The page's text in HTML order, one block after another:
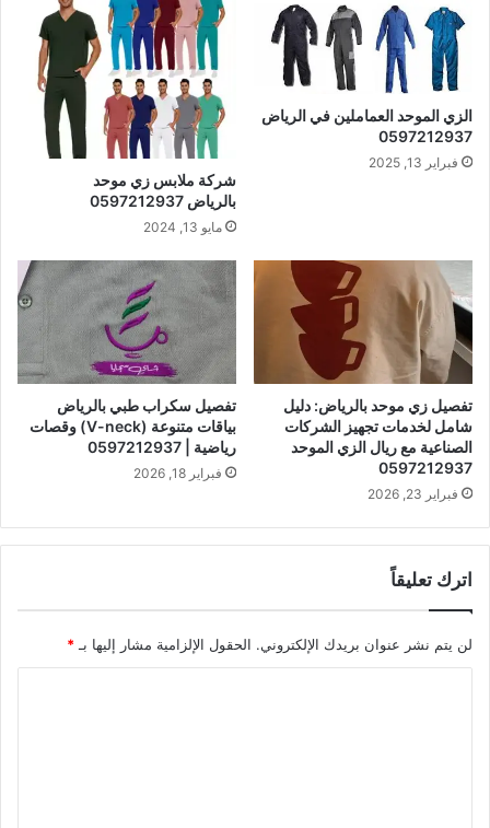
الزي الموحد العماملين في الرياض
0597212937
فبراير 13, 2025
شركة ملابس زي موحد
بالرياض 0597212937
مايو 13, 2024
تفصيل زي موحد بالرياض: دليل
شامل لخدمات تجهيز الشركات
الصناعية مع ريال الزي الموحد
0597212937
فبراير 23, 2026
تفصيل سكراب طبي بالرياض
بياقات متنوعة (V-neck) وقصات
رياضية | 0597212937
فبراير 18, 2026
اترك تعليقاً
لن يتم نشر عنوان بريدك الإلكتروني. الحقول الإلزامية مشار إليها بـ*